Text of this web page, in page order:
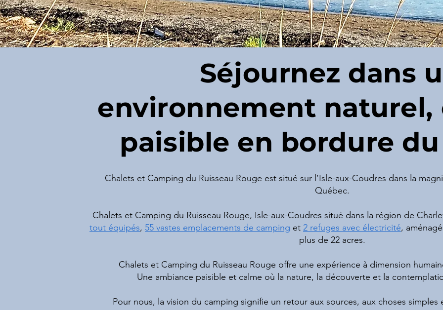
Séjournez dans
environnement naturel,
paisible en bordure
​Chalets et Camping du Ruisseau Rouge est situé sur l’Isle-aux-Coudres dans la
Québec.
Chalets et Camping du Ruisseau Rouge, Isle-aux-Coudres situé dans la région de
tout équipés, 55 vastes emplacements de camping et 2 refuges avec électricité,
plus de 22 acres.
Chalets et Camping du Ruisseau Rouge offre une expérience à dimension
Une ambiance paisible et calme où la nature, la découverte et la
Pour nous, la vision du camping signifie un retour aux sources, aux choses simples